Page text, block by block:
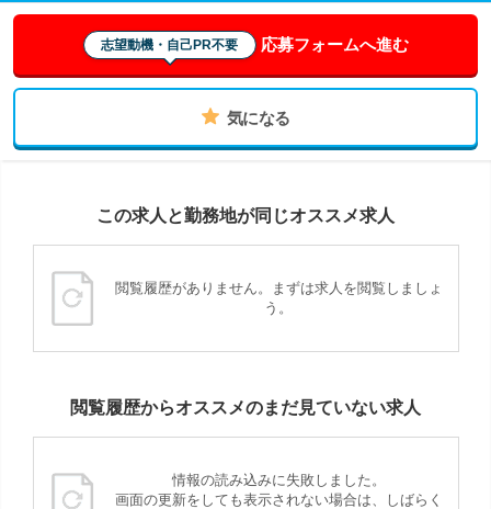
志望動機・自己PR不要 応募フォームへ進む
気になる
この求人と勤務地が同じオススメ求人
閲覧履歴がありません。まずは求人を閲覧しましょ
う。
閲覧履歴からオススメのまだ見ていない求人
情報の読み込みに失敗しました。
画面の更新をしても表示されない場合は、しばらく